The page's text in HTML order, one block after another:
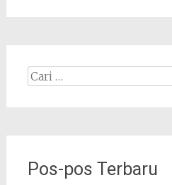
Cari
Pos-pos Terbaru